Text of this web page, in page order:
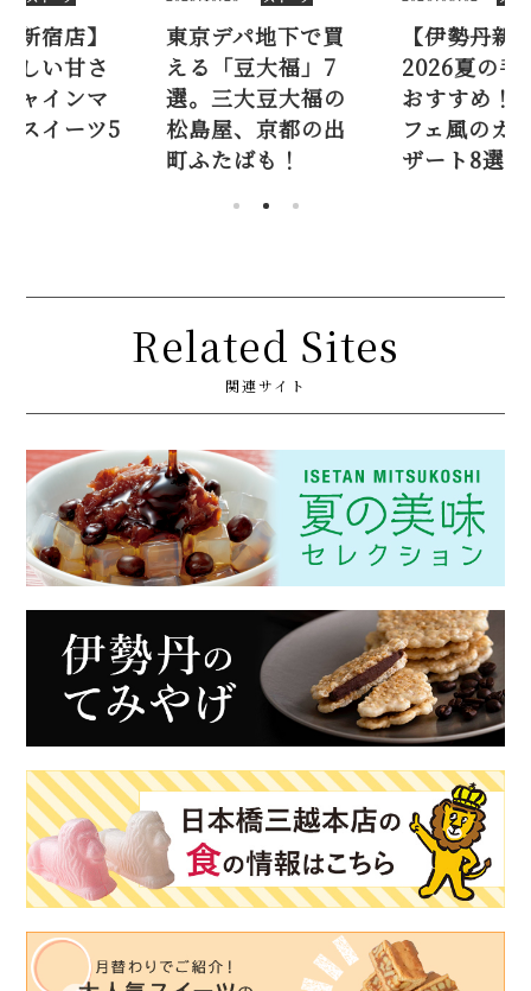
宿店】
い甘さ
インマ
イーツ5
東京デパ地下で買
える「豆大福」7
選。三大豆大福の
松島屋、京都の出
町ふたばも！
【伊勢丹新宿
2026夏の手土
おすすめ！ ミ
フェ風のカッ
ザート8選
Related Sites
関連サイト